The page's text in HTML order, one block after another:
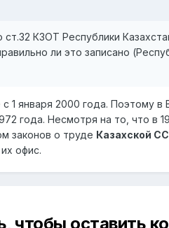
КЗОТ Республики
ли это записано
1 января 2000 года. Поэтому
года. Несмотря на то, что в
законов о труде Казахской
офис.
чтобы оставить